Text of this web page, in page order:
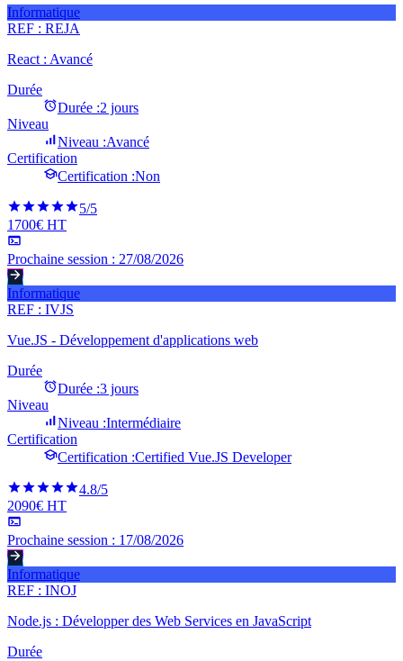
Informatique
REF : REJA
React : Avancé
Durée
Durée :2 jours
Niveau
Niveau :Avancé
Certification
Certification :Non
5/5
1700€ HT
Prochaine session : 27/08/2026
Informatique
REF : IVJS
Vue.JS - Développement d'applications web
Durée
Durée :3 jours
Niveau
Niveau :Intermédiaire
Certification
Certification :Certified Vue.JS Developer
4.8/5
2090€ HT
Prochaine session : 17/08/2026
Informatique
REF : INOJ
Node.js : Développer des Web Services en JavaScript
Durée